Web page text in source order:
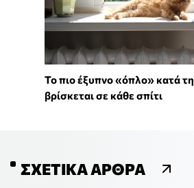
To πιο έξυπνο «όπλο» κατά
βρίσκεται σε κάθε σπίτι
ΣΧΕΤΙΚΆ ΆΡΘΡΑ